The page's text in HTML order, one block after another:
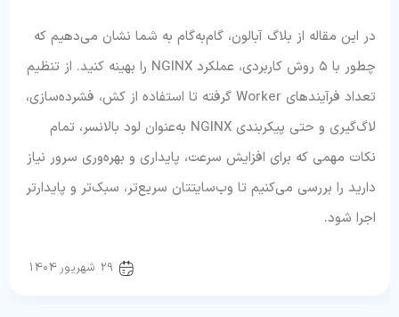
در این مقاله از بلاگ آبالون، گام‌به‌گام به شما نشان می‌دهیم که
چطور با ۵ روش کاربردی، عملکرد NGINX را بهینه کنید. از تنظیم
تعداد فرآیندهای Worker گرفته تا استفاده از کش، فشرده‌سازی،
لاگ‌گیری و حتی پیکربندی NGINX به‌عنوان لود بالانسر، تمام
نکات مهمی که برای افزایش سرعت، پایداری و بهره‌وری سرور نیاز
دارید را بررسی می‌کنیم تا وب‌سایتتان سریع‌تر، سبک‌تر و پایدارتر
اجرا شود.
29 شهریور 1404